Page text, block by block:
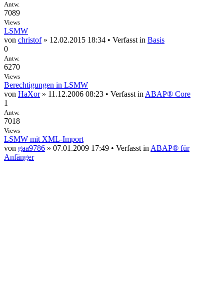
Antw.
7089
Views
LSMW
von christof» 12.02.2015 18:34 • Verfasst in Basis
0
Antw.
6270
Views
Berechtigungen in LSMW
von HaXor» 11.12.2006 08:23 • Verfasst inABAP® Core
1
Antw.
7018
Views
LSMW mit XML-Import
von gaa9786 » 07.01.2009 17:49 • Verfasst inABAP® für
Anfänger